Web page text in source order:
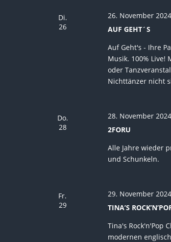
Di.
26
AUF GEHT´S
26. November
Auf Geht's - Ihre
Musik. 100% Live!
oder
Nichttänzer nicht
Do.
28
2FORU
28. November
Alle Jahre wieder
und Schunkeln.
Fr.
29
TINA’S
29. November
Tina's Rock'n'Pop
modernen